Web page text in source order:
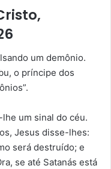
um demônio.
o príncipe dos
um sinal do céu.
Jesus disse-lhes:
será destruído; e
se até Satanás está